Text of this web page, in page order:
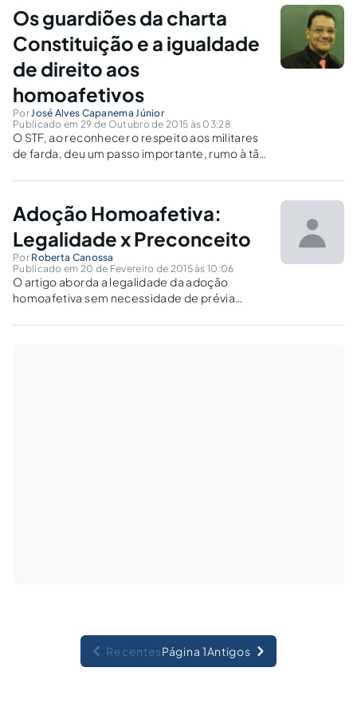
que o faça disciplinarmente/funcionalmente,
não criminalmente.
Os guardiões da charta
Constituição e a igualdade
de direito aos
homoafetivos
Por José Alves Capanema Júnior
Publicado em 29 de Outubro de 2015 às 03:28
O STF, ao reconhecer o respeito aos militares
de farda, deu um passo importante, rumo à tão
texto Constitucional
Adoção Homoafetiva:
Legalidade x Preconceito
Por Roberta Canossa
Publicado em 20 de Fevereiro de 2015 às 10:06
O artigo aborda a legalidade da adoção
homoafetiva sem necessidade de prévia
são de ordem moral, calcados em posições
RecentesPágina 1Antigos